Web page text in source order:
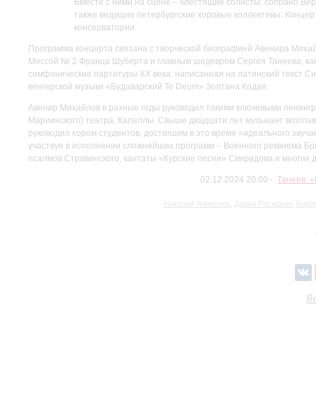
также ведущие петербургские хоровые коллективы:
консерватории.
Программа концерта связана с творческой биографией Авенира
Мессой № 2 Франца Шуберта и главным шедевром Сергея Танеева,
симфонические партитуры XX века: написанная на латинский текст
венгерской музыки «Будаварский Te Deum» Золтана Кодая.
Авенир Михайлов в разные годы руководил такими ключевыми
Мариинского) театра, Капеллы. Свыше двадцати лет музыкант
руководил хором студентов, достигшим в это время «идеального
участвуя в исполнении сложнейших программ – Военного
псалмов Стравинского, кантаты «Курские песни» Свиридова и многих
02.12.2024 20:00 Танеев.
Николай Алексеев Дарья Росицкая